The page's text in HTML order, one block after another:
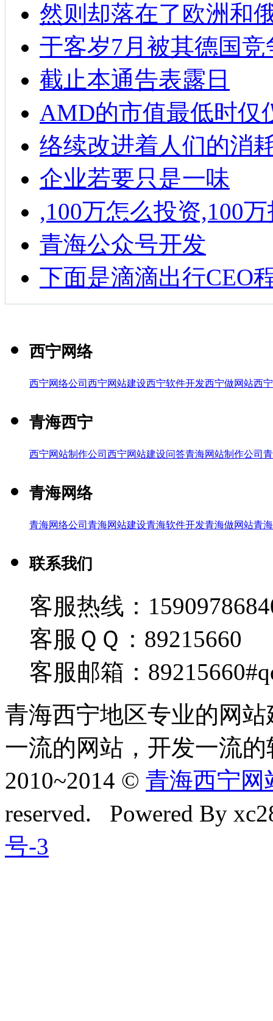
然则却落在了欧洲和
于客岁7月被其德国
截止本通告表露日
AMD的市值最低时仅
络续改进着人们的消
企业若要只是一味
,100万怎么投资,100
青海公众号开发
下面是滴滴出行CEO
西宁网络
西宁网络公司 西宁网站建设西宁软件开发西宁做网站西
青海西宁
西宁网站制作公司 西宁网站建设问答青海网站制作公司
青海网络
青海网络公司 青海网站建设青海软件开发青海做网站青
联系我们
客服热线：
客服ＱＱ：89215660
客服邮箱：
青海西宁地区专业的网
一流的网站，开发一流的
2010~2014 © 青海西宁网
reserved. Powered By
号-3